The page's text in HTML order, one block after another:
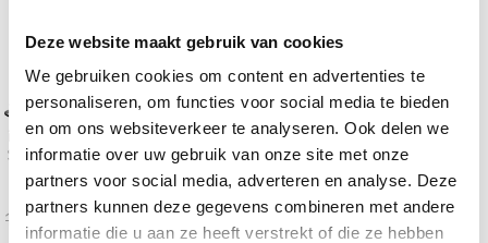
Deze website maakt gebruik van cookies
We gebruiken cookies om content en advertenties te
personaliseren, om functies voor social media te bieden
en om ons websiteverkeer te analyseren. Ook delen we
informatie over uw gebruik van onze site met onze
partners voor social media, adverteren en analyse. Deze
partners kunnen deze gegevens combineren met andere
informatie die u aan ze heeft verstrekt of die ze hebben
Bekijk in 360°
in-lite | SWAY Pearl Grey |
Staande Buitenlamp
155,00 147,25
Bekijk in 360°
Bestseller
in-lite | SWAY Low Pearl
Grey | Staande Buitenlamp
138,00 131,10